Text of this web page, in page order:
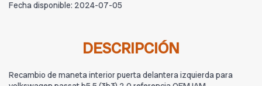
Fecha disponible: 2024-07-05
DESCRIPCIÓN
Recambio de maneta interior puerta delantera izquierda para